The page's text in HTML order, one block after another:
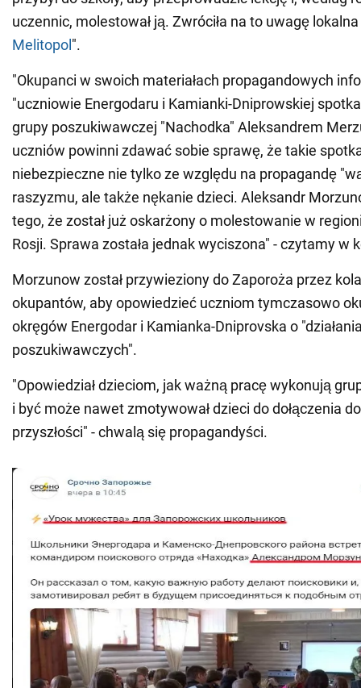
uczennic, molestował ją. Zwróciła na to uwagę
Melitopol ".
"Okupanci w swoich materiałach propagandowych
"uczniowie Energodaru i Kamianki-Dniprowskiej
grupy poszukiwawczej "Nachodka" Aleksandrem
uczniów powinni zdawać sobie sprawę, że takie
niebezpieczne nie tylko ze względu na propagandę
raszyzmu, ale także nękanie dzieci. Aleksandr
tego, że został już oskarżony o molestowanie w
Rosji. Sprawa została jednak wyciszona" - czytamy w
Morzunow został przywieziony do Zaporoża przez
okupantów, aby opowiedzieć uczniom tymczasowo
okręgów Energodar i Kamianka-Dniprovska o
poszukiwawczych".
"Opowiedział dzieciom, jak ważną pracę wykonują
i być może nawet zmotywował dzieci do dołączenia
przyszłości" - chwalą się propagandyści.